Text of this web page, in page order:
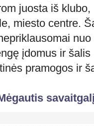
juosta iš
miesto centre.
įdomus ir
pramogos ir